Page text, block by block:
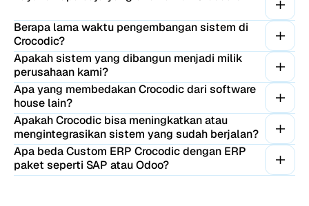
Berapa lama waktu pengembangan sistem di
Crocodic?
Apakah sistem yang dibangun menjadi milik
perusahaan kami?
Apa yang membedakan Crocodic dari software
house lain?
Apakah Crocodic bisa meningkatkan atau
mengintegrasikan sistem yang sudah berjalan?
Apa beda Custom ERP Crocodic dengan ERP
paket seperti SAP atau Odoo?